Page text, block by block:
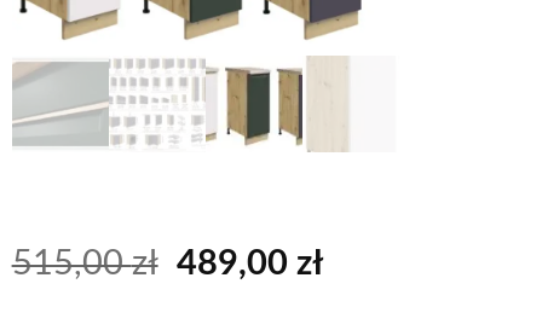
515,00zł Pierwotna
489,00złAktualna